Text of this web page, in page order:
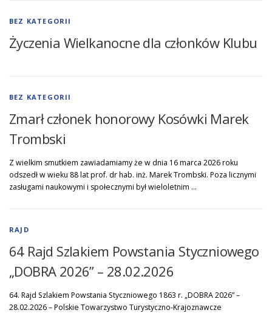
BEZ KATEGORII
Życzenia Wielkanocne dla członków Klubu
BEZ KATEGORII
Zmarł członek honorowy Kosówki Marek
Trombski
Z wielkim smutkiem zawiadamiamy że w dnia 16 marca 2026 roku
odszedł w wieku 88 lat prof. dr hab. inż. Marek Trombski. Poza licznymi
zasługami naukowymi i społecznymi był wieloletnim …
RAJD
64 Rajd Szlakiem Powstania Styczniowego
„DOBRA 2026” – 28.02.2026
64. Rajd Szlakiem Powstania Styczniowego 1863 r. „DOBRA 2026” –
28.02.2026 – Polskie Towarzystwo Turystyczno-Krajoznawcze